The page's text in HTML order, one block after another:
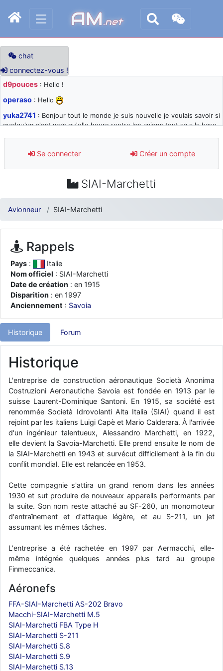
AM.net
chat
connectez-vous !
d9pouces : Hello !
operaso : Hello
yuka2741 : Bonjour tout le monde je suis nouvelle je voulais savoir si
quelqu'un c'est vers qu'elle heure rentre les avions tout sa a la base
d9pouces: désolé pour les quelques blocages du site ces derniers
jours : je teste des méthodes contre le spam et les bots trop nocifs
: Super, la nouvelle bannière
d9pouces
: je suis un avion@,._,+ > lesquels ? je ne suis pas sûr de
comprendre
d9pouces: ouakamois > si tu parles du sujet sur l'Armée de l'Air,
bien sûr que oui !
je suis un avion@,._,+
moi et quelques avions n'ont pas les mêmes noms qu'aujourd'hui
ouakamois
: Bonjourà toutes et à tous.en espérantque ces
quelques images du Pays Basque vous auront plu ; Agur…
d9pouces: Je me rattraperai à la Ferté samedi
d9pouces: Malheureusement nonun peu trop loin pour moi !
fox_50: Bonjour, certains parmis vous étaient-ils présent au
meeting de Lann Bihoué de 2026 ?
cachée dans les pins: Coucou et excellente année 2026 à tous et
jericho
: Bonne année et tous mes meilleurs voeux à tous pour
2026 !
little boy: je vous souhaite un bon réveillon pour cette nouvelle
année!
jericho : Merci D9pouces, à mon tour de souhaiter un Joyeux Noël
et de bonnes fêtes de fin d'année.
d9pouces : Joyeux Noël à tous !
comme le Prytanée dans la Sarthe, ça ne peut pas faire de mal !
d9pouces
: C'est plutôt après le lycée, voire après une prépa
scientifique, tu as donc encore un peu de temps devant toi
yaellerigolow: bonjour a tous je suis un élève de première
le lycée pour s'orienter et pouvoir devenir officier de l'armée de l'air?
d9pouces: lesquels, par exemple ?
les photo des anciens appareils de l'armée de l'air de la haute -volta
d9pouces : Ça me casse quand même bien les pieds, j’avoue
jericho: Pour moi tout est à nouveau OK dirait-on… Merci à toi.
d9pouces: En espérant n’avoir coupé les accessoires de personne
au passage !
d9pouces: j'ai trouvé un palliatif un peu violent, mais ça devrait aller
un peu mieux
Se connecter Créer un compte
SIAI-Marchetti
Avionneur SIAI-Marchetti
Rappels
Pays :
Italie
Nom officiel : SIAI-Marchetti
Date de création : en 1915
Disparition : en 1997
Anciennement : Savoia
Historique Forum
Historique
L'entreprise de construction aéronautique Società Anonima
Costruzioni Aeronautiche Savoia est fondée en 1913 par le
suisse Laurent-Dominique Santoni. En 1915, sa société est
renommée Società Idrovolanti Alta Italia (SIAI) quand il est
rejoint par les italiens Luigi Capè et Mario Calderara. À l'arrivée
d'un ingénieur talentueux, Alessandro Marchetti, en 1922,
elle devient la Savoia-Marchetti. Elle prend ensuite le nom de
la SIAI-Marchetti en 1943 et survécut difficilement à la fin du
conflit mondial. Elle est relancée en 1953.
Cette compagnie s'attira un grand renom dans les années
1930 et sut produire de nouveaux appareils performants par
la suite. Son nom reste attaché au SF-260, un monomoteur
d'entraînement et d'attaque légère, et au S-211, un jet
assumant les mêmes tâches.
L'entreprise a été rachetée en 1997 par Aermacchi, elle-
même intégrée quelques années plus tard au groupe
Finmeccanica.
Aéronefs
FFA-SIAI-Marchetti AS-202 Bravo
Macchi-SIAI-Marchetti M.5
SIAI-Marchetti FBA Type H
SIAI-Marchetti S-211
SIAI-Marchetti S.8
SIAI-Marchetti S.9
SIAI-Marchetti S.13